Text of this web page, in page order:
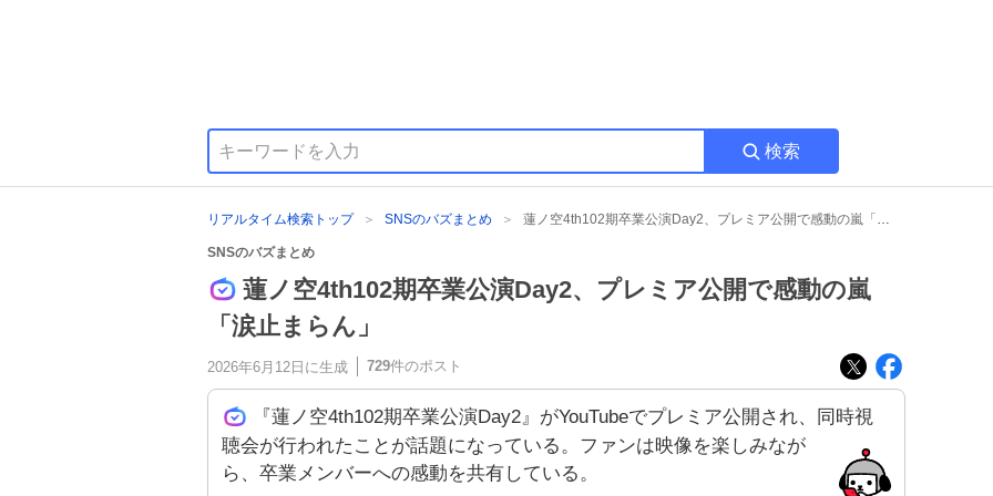
検索
リアルタイム検索トップ SNSのバズまとめ 蓮ノ空4th102期卒業公演Day2、プレミア公開で感動の嵐「涙止まらん」
SNSのバズまとめ
蓮ノ空4th102期卒業公演Day2、プレミア公開で感動の嵐
「涙止まらん」
2026年6月12日 に生成 729件のポスト
『蓮ノ空4th102期卒業公演Day2』がYouTubeでプレミア公開され、同時視
聴会が行われたことが話題になっている。ファンは映像を楽しみなが
ら、卒業メンバーへの感動を共有している。